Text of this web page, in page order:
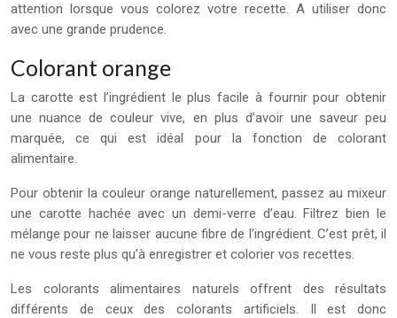
attention lorsque vous colorez votre recette. A utiliser donc
avec une grande prudence.
Colorant orange
La carotte est l’ingrédient le plus facile à fournir pour obtenir
une nuance de couleur vive, en plus d’avoir une saveur peu
marquée, ce qui est idéal pour la fonction de colorant
alimentaire.
Pour obtenir la couleur orange naturellement, passez au mixeur
une carotte hachée avec un demi-verre d’eau. Filtrez bien le
mélange pour ne laisser aucune fibre de l’ingrédient. C’est prêt, il
ne vous reste plus qu’à enregistrer et colorier vos recettes.
Les colorants alimentaires naturels offrent des résultats
différents de ceux des colorants artificiels. Il est donc